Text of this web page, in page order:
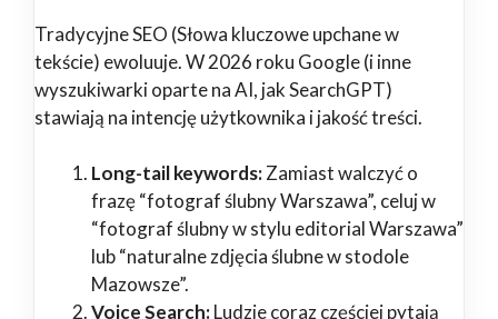
Tradycyjne SEO (Słowa kluczowe upchane w
tekście) ewoluuje. W 2026 roku Google (i inne
wyszukiwarki oparte na AI, jak SearchGPT)
stawiają na intencję użytkownika i jakość treści.
Long-tail keywords:Zamiast walczyć o
frazę “fotograf ślubny Warszawa”, celuj w
“fotograf ślubny w stylu editorial Warszawa”
lub “naturalne zdjęcia ślubne w stodole
Mazowsze”.
Voice Search:Ludzie coraz częściej pytają